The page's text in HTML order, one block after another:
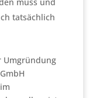
tatsächlich
Umgründung